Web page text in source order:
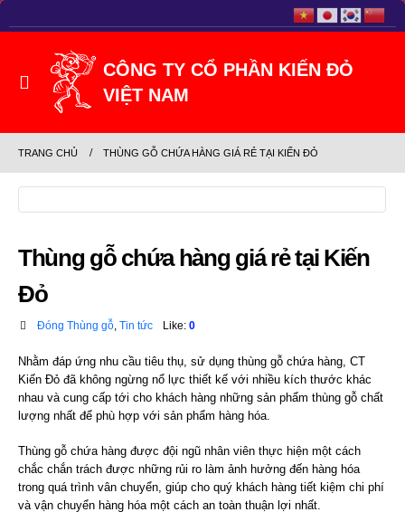
TRANG CHỦ THÙNG GỖ CHỨA HÀNG GIÁ RẺ TẠI KIẾN ĐỎ
Thùng gỗ chứa hàng giá rẻ tại Kiến
Đỏ
Đóng Thùng gỗ, Tin tức Like: 0
Nhằm đáp ứng nhu cầu tiêu thụ, sử dụng thùng gỗ chứa hàng, CT
Kiến Đỏ đã không ngừng nổ lực thiết kế với nhiều kích thước khác
nhau và cung cấp tới cho khách hàng những sản phẩm thùng gỗ chất
lượng nhất để phù hợp với sản phẩm hàng hóa.
Thùng gỗ chứa hàng được đội ngũ nhân viên thực hiện một cách
chắc chắn trách được những rủi ro làm ảnh hưởng đến hàng hóa
trong quá trình vân chuyển, giúp cho quý khách hàng tiết kiệm chi phí
và vận chuyển hàng hóa một cách an toàn thuận lợi nhất.